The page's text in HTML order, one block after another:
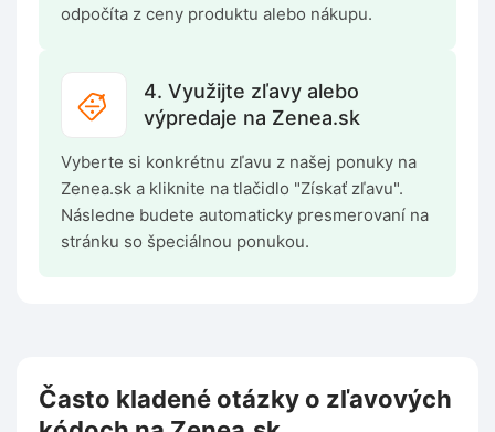
odpočíta z ceny produktu alebo nákupu.
4. Využijte zľavy alebo
výpredaje na Zenea.sk
Vyberte si konkrétnu zľavu z našej ponuky na
Zenea.sk a kliknite na tlačidlo "Získať zľavu".
Následne budete automaticky presmerovaní na
stránku so špeciálnou ponukou.
Často kladené otázky o zľavových